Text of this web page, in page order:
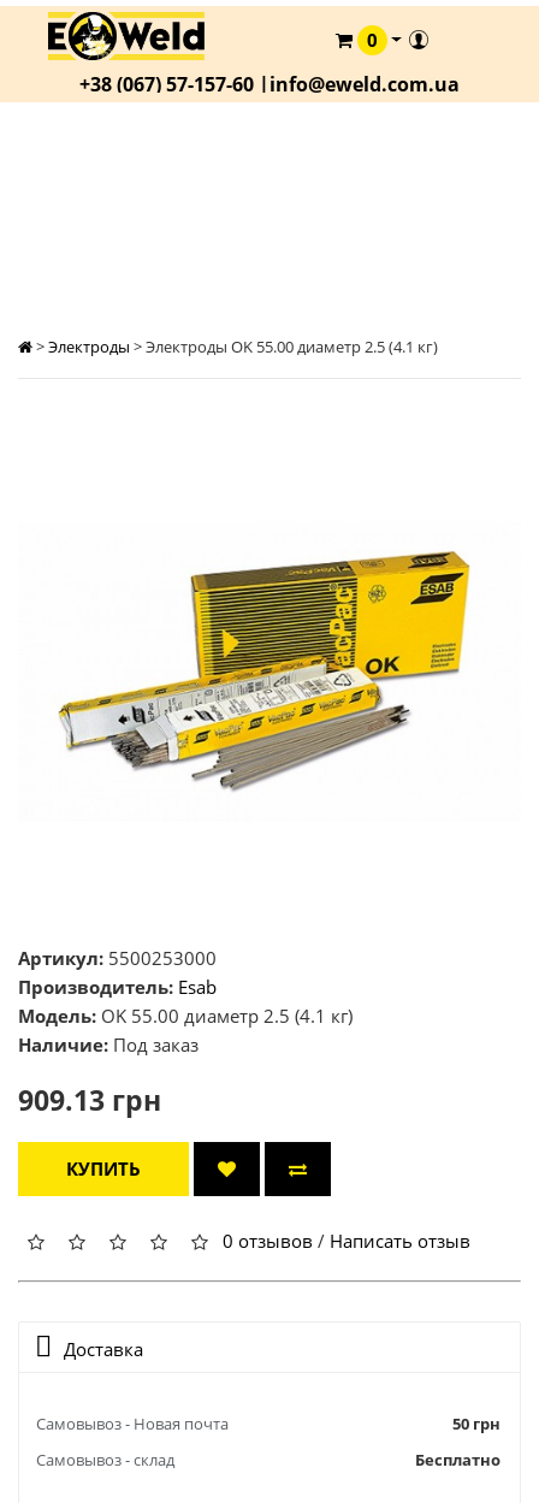
КАТАЛОГ
О
КОНТАКТЫ
0
+38 (067) 57-157-60 |info@eweld.com.ua
>Электроды >Электроды OK 55.00 диаметр 2.5 (4.1 кг)
Артикул: 5500253000
Производитель: Esab
Модель: OK 55.00 диаметр 2.5 (4.1 кг)
Наличие: Под заказ
909.13 грн
КУПИТЬ
0 отзывов / Написать отзыв
Доставка
Самовывоз - Новая почта
50 грн
Самовывоз - склад
Бесплатно